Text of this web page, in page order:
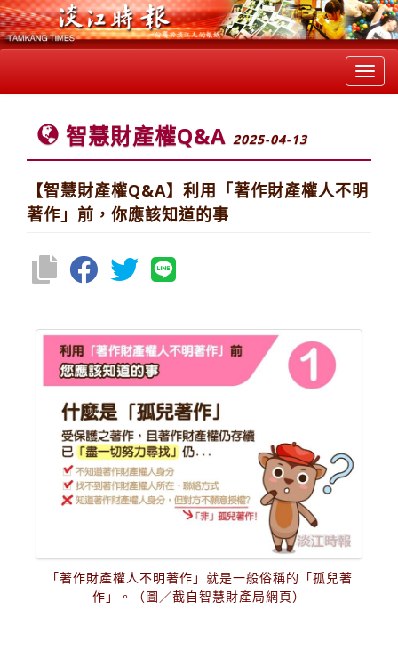
智慧財產權Q&A 2025-04-13
【智慧財產權Q&A】利用「著作財產權人不明
著作」前，你應該知道的事
「著作財產權人不明著作」就是一般俗稱的「孤兒著
作」。（圖／截自智慧財產局網頁）